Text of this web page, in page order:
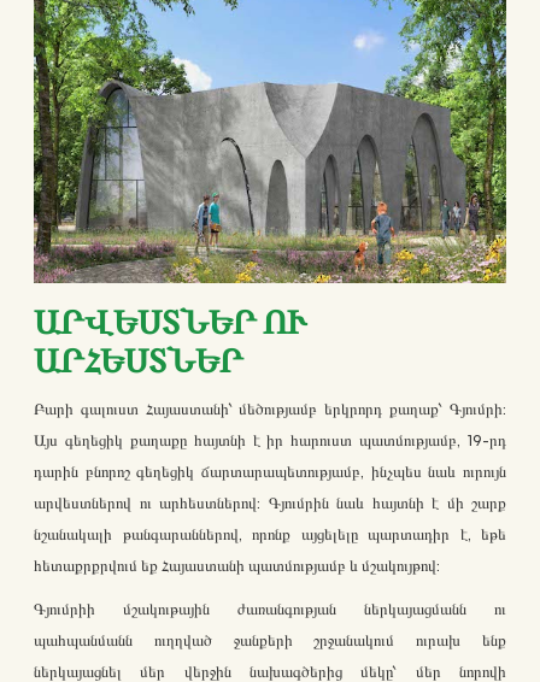
ԱՐՎԵՍՏՆԵՐ ՈՒ
ԱՐՀԵՍՏՆԵՐ
Բարի գալուստ Հայաստանի՝ մեծությամբ երկրորդ քաղաք՝ Գյումրի:
Այս գեղեցիկ քաղաքը հայտնի է իր հարուստ պատմությամբ, 19-րդ
դարին բնորոշ գեղեցիկ ճարտարապետությամբ, ինչպես նաև ուրույն
արվեստներով ու արհեստներով: Գյումրին նաև հայտնի է մի շարք
նշանակալի թանգարաններով, որոնք այցելելը պարտադիր է, եթե
հետաքրքրվում եք Հայաստանի պատմությամբ և մշակույթով:
Գյումրիի մշակութային ժառանգության ներկայացմանն ու
պահպանմանն ուղղված ջանքերի շրջանակում ուրախ ենք
ներկայացնել մեր վերջին նախագծերից մեկը՝ մեր նորովի